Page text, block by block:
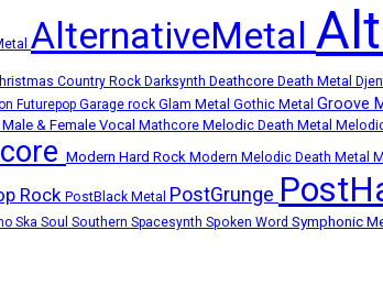
AlternativeMetal
Country Rock Darksynth Deathcore Death Metal
Futurepop Garage rock Glam Metal Gothic Metal Groove
Male & Female Vocal Mathcore Melodic Death Metal
Modern Hard Rock Modern Melodic Death Metal
Rock PostBlack Metal PostGrunge
Ska Soul Southern Spacesynth Spoken Word Symphonic